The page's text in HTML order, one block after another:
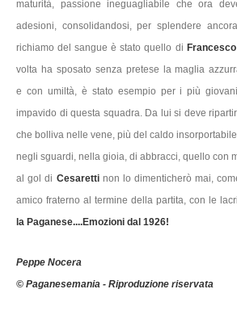
maturità, passione ineguagliabile che ora
adesioni, consolidandosi, per splendere
richiamo del sangue è stato quello di Francesco
volta ha sposato senza pretese la maglia
e con umiltà, è stato esempio per i più
impavido di questa squadra. Da lui si deve
che bolliva nelle vene, più del caldo
negli sguardi, nella gioia, di abbracci, quello con
al gol di Cesarettinon lo dimenticherò mai,
amico fraterno al termine della partita, con le
la Paganese....Emozioni dal 1926!
Peppe Nocera
© Paganesemania - Riproduzione riservata